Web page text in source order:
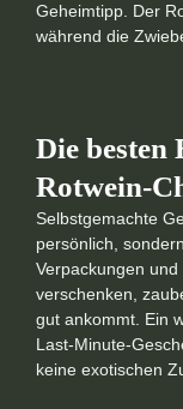
Geheimtipp. Der
während die
Die
Rotwein-
Selbstgemachte
persönlich,
Verpackungen
verschenken,
gut ankommt. Ein
Last-Minute-
keine exotischen